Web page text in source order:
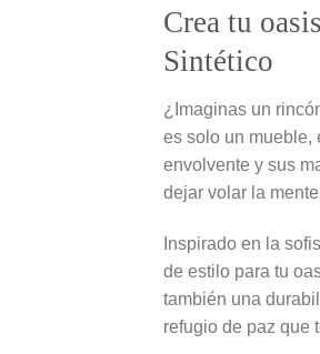
Crea tu
Sintético
¿Imaginas un
es solo un mueble,
envolvente y sus
dejar volar la
Inspirado en la
de estilo para tu
también una
refugio de paz que